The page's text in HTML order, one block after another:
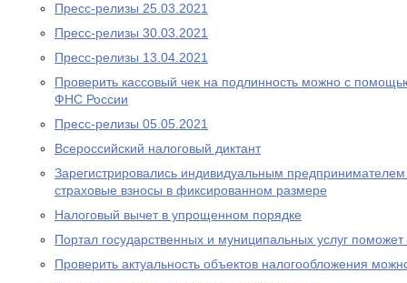
Пресс-релизы 25.03.2021
Пресс-релизы 30.03.2021
Пресс-релизы 13.04.2021
Проверить кассовый чек на подлинность можно с
ФНС России
Пресс-релизы 05.05.2021
Всероcсийский налоговый диктант
Зарегистрировались индивидуальным
страховые взносы в фиксированном размере
Налоговый вычет в упрощенном порядке
Портал государственных и муниципальных услуг
Проверить актуальность объектов налогообложения